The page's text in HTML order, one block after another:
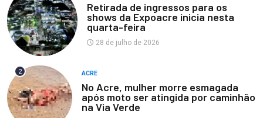
Retirada de ingressos para os
shows da Expoacre inicia nesta
quarta-feira
28 de julho de 2026
2 ACRE
No Acre, mulher morre esmagada
após moto ser atingida por caminhão
na Via Verde